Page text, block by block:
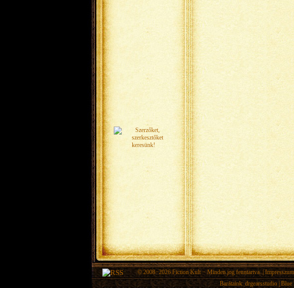
© 2008−2026 Fiction Kult− Minden jog fenntartva. | Impresszum
Barátaink:drgearsstudio| Blue